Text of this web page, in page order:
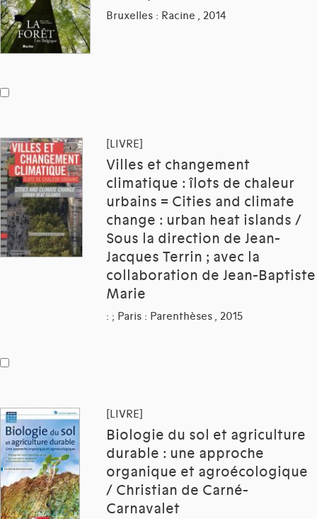
Bruxelles : Racine , 2014
[LIVRE]
Villes et changement
climatique : îlots de chaleur
urbains = Cities and climate
change : urban heat islands /
Sous la direction de Jean-
Jacques Terrin ; avec la
collaboration de Jean-Baptiste
Marie
: ; Paris : Parenthèses , 2015
[LIVRE]
Biologie du sol et agriculture
durable : une approche
organique et agroécologique
/ Christian de Carné-
Carnavalet